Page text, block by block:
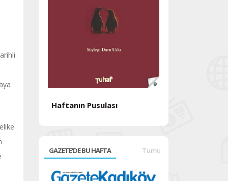
Haftanın Pusulası
GAZETE'DE BU HAFTA Tümü